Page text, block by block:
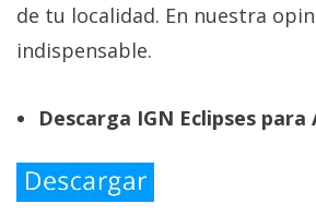
de tu localidad. En nuestra
indispensable.
Descarga IGN Eclipses para